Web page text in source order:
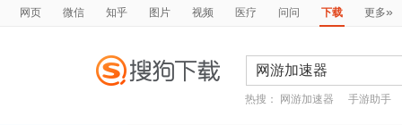
网页 微信 知乎 图片 视频 医疗 问问 下载 更多»
热搜： 网游加速器 手游助手